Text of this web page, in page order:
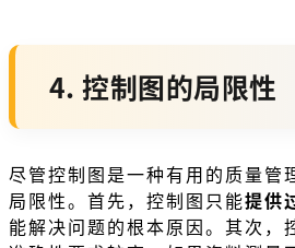
4. 控制图的局限性
尽管控制图是一种有用的质量管
局限性。首先，控制图只能提供
能解决问题的根本原因。其次，